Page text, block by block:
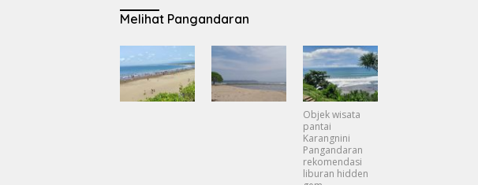
Melihat Pangandaran
Objek wisata
pantai
Karangnini
Pangandaran
rekomendasi
liburan hidden